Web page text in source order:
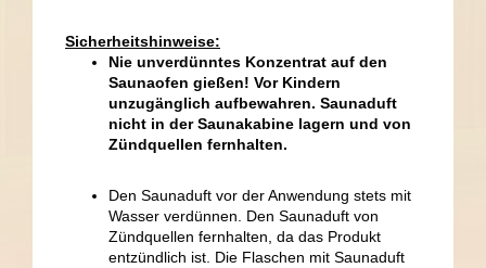
Sicherheitshinweise:
Nie unverdünntes Konzentrat auf den
Saunaofen gießen! Vor Kindern
unzugänglich aufbewahren. Saunaduft
nicht in der Saunakabine lagern und von
Zündquellen fernhalten.
Den Saunaduft vor der Anwendung stets mit
Wasser verdünnen. Den Saunaduft von
Zündquellen fernhalten, da das Produkt
entzündlich ist. Die Flaschen mit Saunaduft